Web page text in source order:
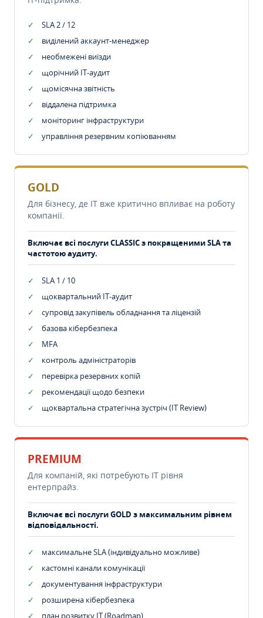
SLA 2 / 12
виділений аккаунт-менеджер
необмежені виїзди
щорічний IT-аудит
щомісячна звітність
віддалена підтримка
моніторинг інфраструктури
управління резервним копіюванням
GOLD
Для бізнесу, де IT вже критично впливає на роботу
компанії.
Включає всі послуги CLASSIC з покращеними SLA та
частотою аудиту.
SLA 1 / 10
щоквартальний IT-аудит
супровід закупівель обладнання та ліцензій
базова кібербезпека
MFA
контроль адміністраторів
перевірка резервних копій
рекомендації щодо безпеки
щоквартальна стратегічна зустріч (IT Review)
PREMIUM
Для компаній, які потребують ІТ рівня
ентерпрайз.
Включає всі послуги GOLD з максимальним рівнем
відповідальності.
максимальне SLA (індивідуально можливе)
кастомні канали комунікації
документування інфраструктури
розширена кібербезпека
план розвитку IT (Roadmap)